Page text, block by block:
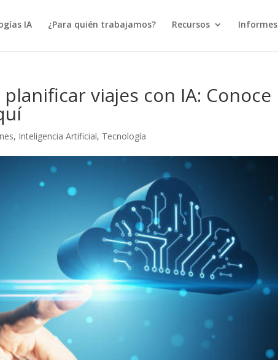
IA ¿Para quién trabajamos? Recursos Informes
viajes con IA: Conoce
, Inteligencia Artificial, Tecnología